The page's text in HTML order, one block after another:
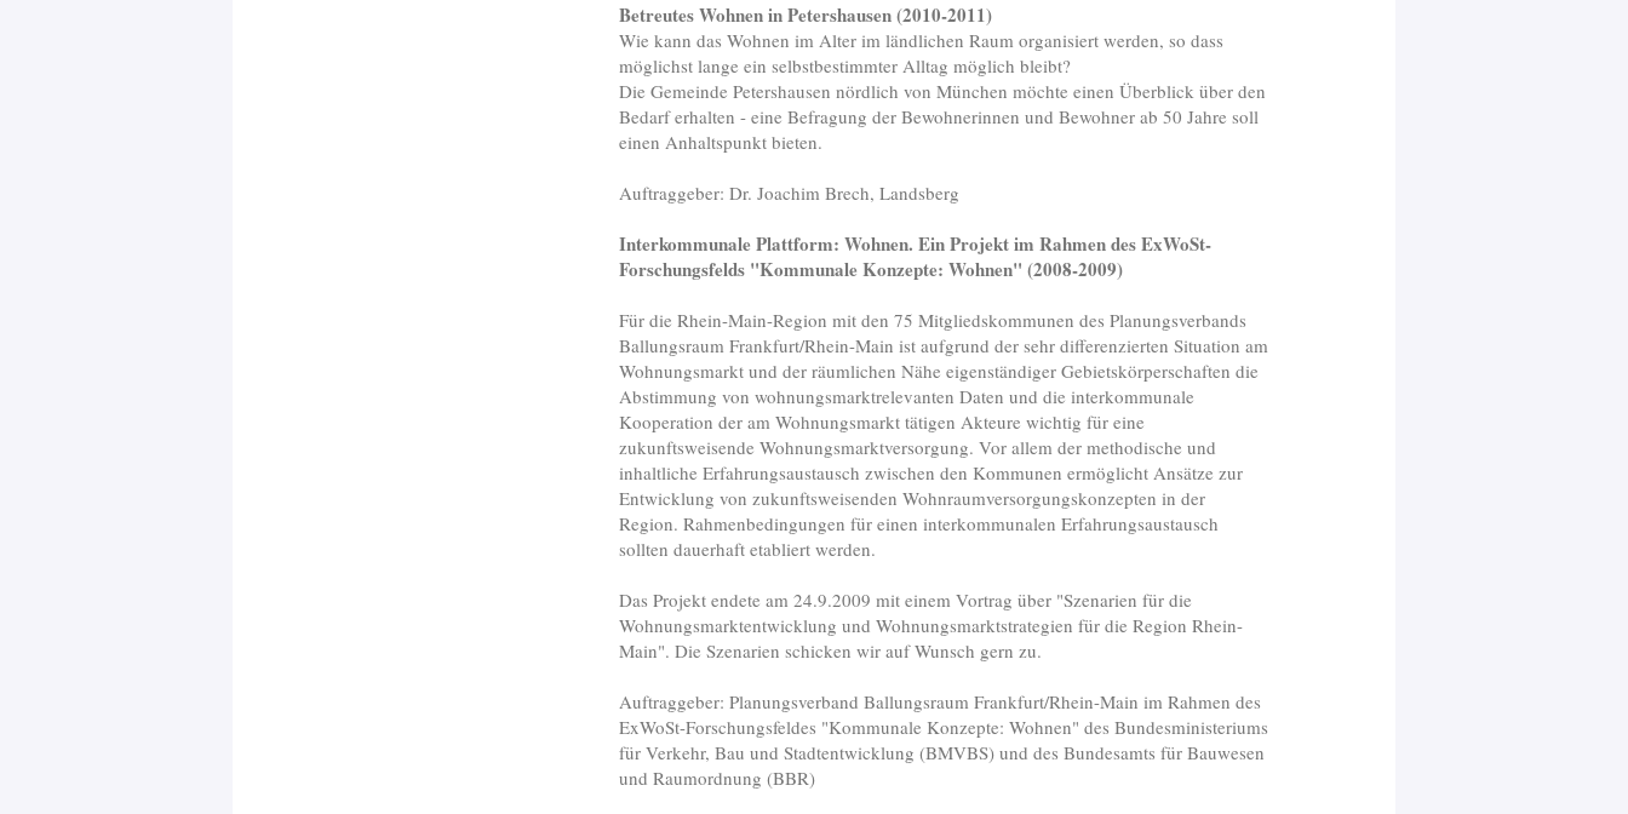
Betreutes Wohnen in Petershausen (2010-2011)
Wie kann das Wohnen im Alter im ländlichen Raum organisiert werden, so dass
möglichst lange ein selbstbestimmter Alltag möglich bleibt?
Die Gemeinde Petershausen nördlich von München möchte einen Überblick über den
Bedarf erhalten - eine Befragung der Bewohnerinnen und Bewohner ab 50 Jahre soll
einen Anhaltspunkt bieten.
Auftraggeber: Dr. Joachim Brech, Landsberg
Interkommunale Plattform: Wohnen. Ein Projekt im Rahmen des ExWoSt-
Forschungsfelds "Kommunale Konzepte: Wohnen" (2008-2009)
Für die Rhein-Main-Region mit den 75 Mitgliedskommunen des Planungsverbands
Ballungsraum Frankfurt/Rhein-Main ist aufgrund der sehr differenzierten Situation am
Wohnungsmarkt und der räumlichen Nähe eigenständiger Gebietskörperschaften die
Abstimmung von wohnungsmarktrelevanten Daten und die interkommunale
Kooperation der am Wohnungsmarkt tätigen Akteure wichtig für eine
zukunftsweisende Wohnungsmarktversorgung. Vor allem der methodische und
inhaltliche Erfahrungsaustausch zwischen den Kommunen ermöglicht Ansätze zur
Entwicklung von zukunftsweisenden Wohnraumversorgungskonzepten in der
Region. Rahmenbedingungen für einen interkommunalen Erfahrungsaustausch
sollten dauerhaft etabliert werden.
Das Projekt endete am 24.9.2009 mit einem Vortrag über "Szenarien für die
Wohnungsmarktentwicklung und Wohnungsmarktstrategien für die Region Rhein-
Main". Die Szenarien schicken wir auf Wunsch gern zu.
Auftraggeber: Planungsverband Ballungsraum Frankfurt/Rhein-Main im Rahmen des
ExWoSt-Forschungsfeldes "Kommunale Konzepte: Wohnen" des Bundesministeriums
für Verkehr, Bau und Stadtentwicklung (BMVBS) und des Bundesamts für Bauwesen
und Raumordnung (BBR)